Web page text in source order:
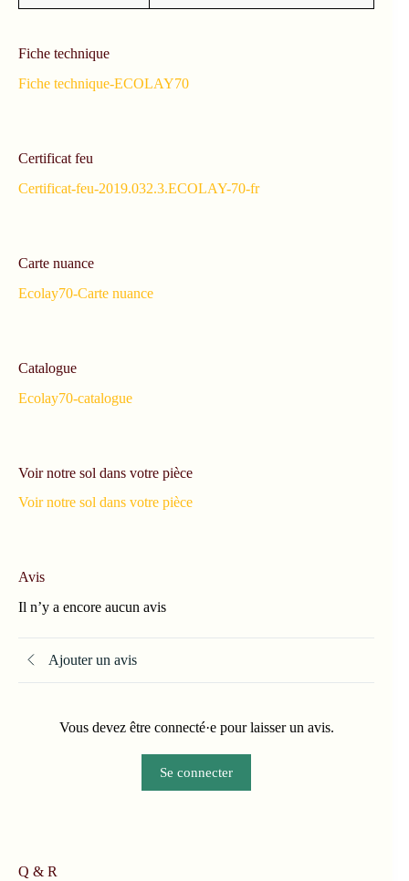
Fiche technique
Fiche technique-ECOLAY70
Certificat feu
Certificat-feu-2019.032.3.ECOLAY-70-fr
Carte nuance
Ecolay70-Carte nuance
Catalogue
Ecolay70-catalogue
Voir notre sol dans votre pièce
Voir notre sol dans votre pièce
Avis
Il n’y a encore aucun avis
Ajouter un avis
Vous devez être connecté·e pour laisser un avis.
Se connecter
Q & R